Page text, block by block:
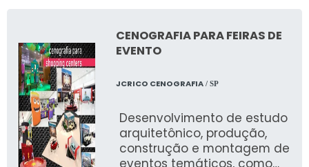
CENOGRAFIA PARA FEIRAS DE
EVENTO
JCRICO CENOGRAFIA/ SP
Desenvolvimento de estudo
arquitetônico, produção,
construção e montagem de